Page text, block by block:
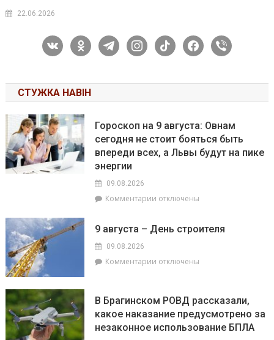
22.06.2026
vkontakteodnoklassniki
telegraminstagram
tiktok facebook
viber
СТУЖКА НАВІН
Гороскоп на 9 августа: Овнам
сегодня не стоит бояться быть
впереди всех, а Львы будут на пике
энергии
09.08.2026
Комментарии к
на
Овнам
стоит
бояться
быть
отключены
9 августа – День строителя
09.08.2026
Комментарии к
августа
–
День
строителя
отключены
В Брагинском РОВД рассказали,
какое наказание предусмотрено за
незаконное использование БПЛА